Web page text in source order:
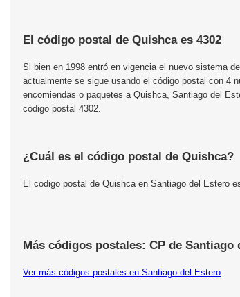
El código postal de Quishca es 4302
Si bien en 1998 entró en vigencia el nuevo sistema
actualmente se sigue usando el código postal con 4
encomiendas o paquetes a Quishca, Santiago del
código postal 4302.
¿Cuál es el código postal de Quishca?
El codigo postal de Quishca en Santiago del Estero
Más códigos postales: CP de Santiago
Ver más códigos postales en Santiago del Estero